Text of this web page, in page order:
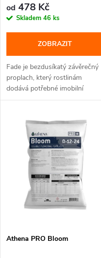
o
d
u
k
o
u
k
od 478 Kč
Skladem 46 ks
ZOBRAZIT
Fade je bezdusíkatý závěrečný
proplach, který rostlinám
dodává potřebné imobilní
živiny...
Athena PRO Bloom